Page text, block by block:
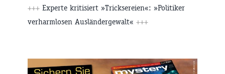
+++ Experte kritisiert »Tricksereien«: »Politiker
verharmlosen Ausländergewalt« +++